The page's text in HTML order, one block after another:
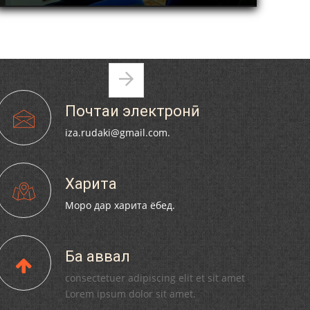
110 солагии шоири халқии
Тоҷикистон Мирзо Турсунзода / Mirzo
Tursunzoda
ЧЕХРАХОИ АСЛИИ МИРЗО
ТУРСУНЗОДА
КАЛОНИ ИЛМИИ ШУЪБАИ ТАЪРИХИ
Pages
Почтаи электронӣ
iza.rudaki@gmail.com.
Харита
Моро дар харита ёбед.
Ба аввал
consectetuer adipiscing elit et sit amet
Lorem ipsum dolor sit amet.